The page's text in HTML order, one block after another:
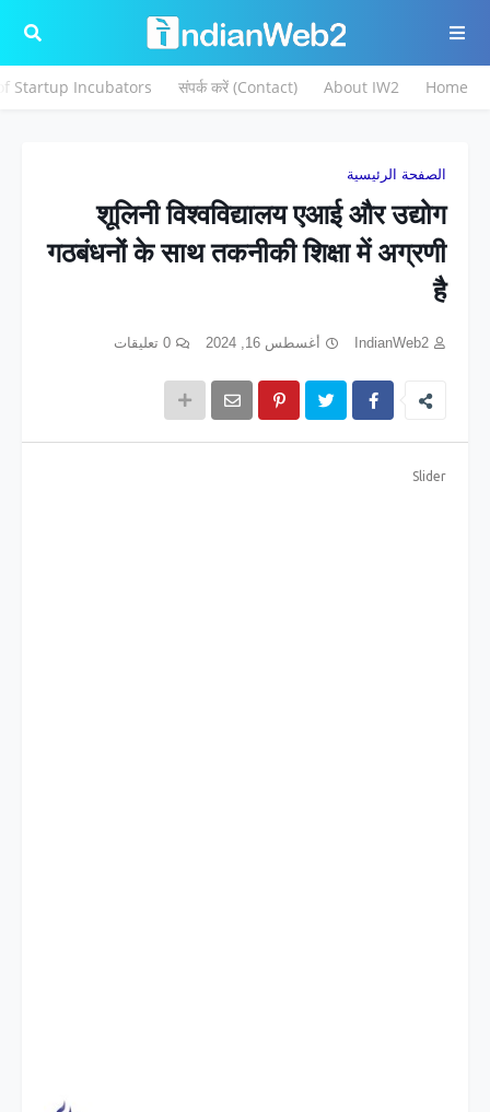
Home
About IW2
संपर्क करें (Contact)
Startup Incubators
الصفحة الرئيسية
शूलिनी विश्वविद्यालय एआई और उद्योग
गठबंधनों के साथ तकनीकी शिक्षा में अग्रणी
है
IndianWeb2 أغسطس 16, 2024 0 تعليقات
Slider